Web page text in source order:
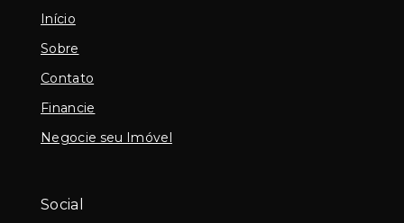
Início
Sobre
Contato
Financie
Negocie seu Imóvel
Social